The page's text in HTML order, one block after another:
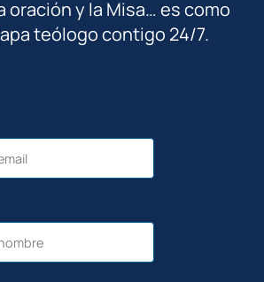
oración y la Misa… es como
teólogo contigo 24/7.